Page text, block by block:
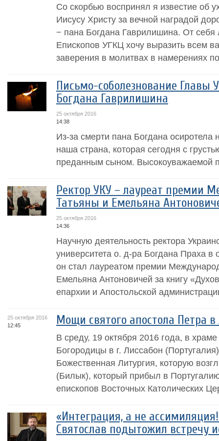
Со скорбью воспринял я известие об
Иисусу Христу за вечной наградой
− пана Богдана Гаврилишина. От
Епископов УГКЦ хочу выразить всем
заверения в молитвах в намерениях
Письмо-соболезнование Главы
Богдана Гаврилишина
25 октября 2016
14:38
Из-за смерти пана Богдана осиротела
наша страна, которая сегодня с
преданным сыном. Высокоуважаемой
Ректор УКУ – лауреат премии
Татьяны и Емельяна
25 октября 2016
14:36
Научную деятельность ректора
университета о. д-ра Богдана Праха в
он стал лауреатом премии
Емельяна Антоновичей за книгу
епархии и Апостольской
25 октября 2016
12:45
Мощи святого апостола Петра в
В среду, 19 октября 2016 года, в
Богородицы в г. Лиссабон
Божественная Литургия, которую
(Билык), который прибыл в
епископов Восточных Католических
«Интеграция, а не
Святослав подытожил встречу